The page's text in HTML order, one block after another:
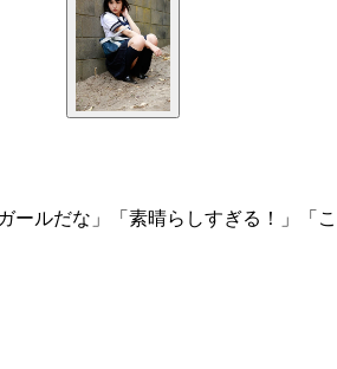
ールだな」「素晴らしすぎる！」「こ